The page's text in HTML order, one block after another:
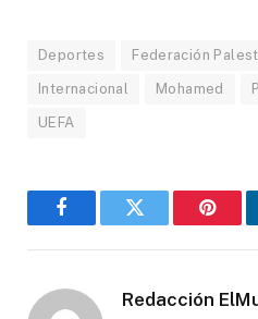
Deportes Federación
Internacional Mohamed
UEFA
FacebookGorjeo
Redacción